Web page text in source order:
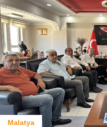
Malatya